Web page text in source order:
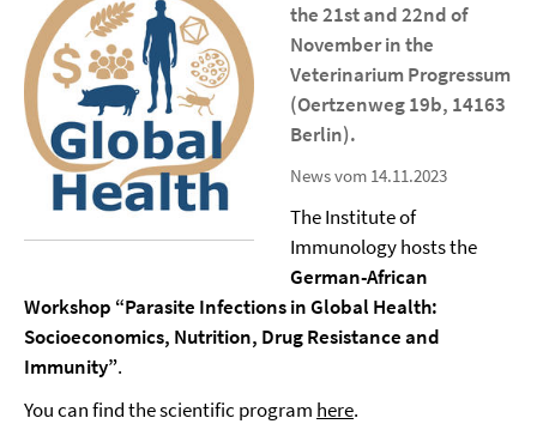
the21st and 22nd of
Novemberin the
Veterinarium Progressum
(Oertzenweg 19b, 14163
Berlin).
News vom 14.11.2023
The Institute of
Immunology hosts the
German-African
Workshop “Parasite Infections in Global Health:
Socioeconomics, Nutrition, Drug Resistance and
Immunity”.
You can find the scientific program here.